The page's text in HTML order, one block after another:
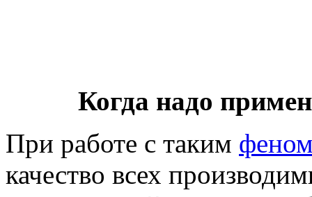
Когда надо
При работе с таким
качество всех